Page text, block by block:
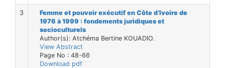
3
Femme et pouvoir exécutif en Côte d’Ivoire de
1976 à 1999 : fondements juridiques et
socioculturels
Author(s): Atchéma Bertine KOUADIO.
View Abstract
Page No : 48-66
Download pdf